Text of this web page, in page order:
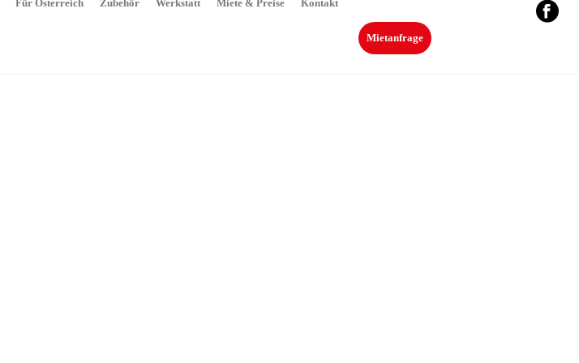
Für Österreich Zubehör Werkstatt Miete & Preise Kontakt
Mietanfrage